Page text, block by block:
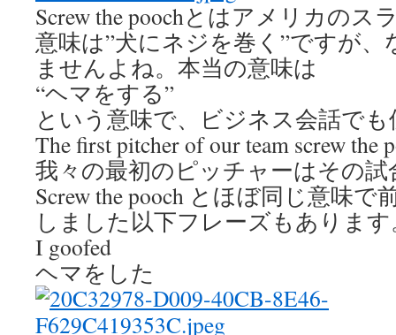
Screw the poochとはアメリカのス
意味は”犬にネジを巻く”ですが
ませんよね。本当の意味は
“ヘマをする”
という意味で、ビジネス会話で
The first pitcher of our team screw the
我々の最初のピッチャーはその
Screw the pooch とほぼ同じ意味
しました以下フレーズもありま
I goofed
ヘマをした